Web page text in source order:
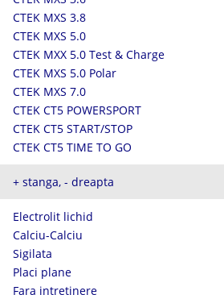
CTEK MXS 3.8
CTEK MXS 5.0
CTEK MXX 5.0 Test & Charge
CTEK MXS 5.0 Polar
CTEK MXS 7.0
CTEK CT5 POWERSPORT
CTEK CT5 START/STOP
CTEK CT5 TIME TO GO
+ stanga, - dreapta
Electrolit lichid
Calciu-Calciu
Sigilata
Placi plane
Fara intretinere